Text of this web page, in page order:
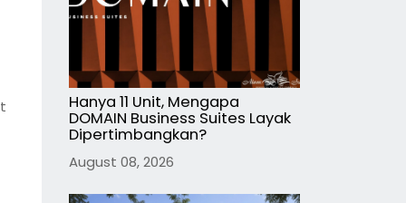
Hanya 11 Unit, Mengapa
DOMAIN Business Suites Layak
Dipertimbangkan?
August 08, 2026